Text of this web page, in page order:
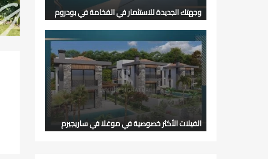
وجهتك الجديدة للاستثمار في الفخامة في بودروم
الفيلات الأكثر خصوصية في موغلا في ساريجيرم